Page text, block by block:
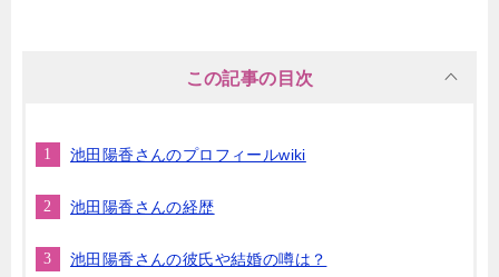
この記事の目次
池田陽香さんのプロフィールwiki
池田陽香さんの経歴
池田陽香さんの彼氏や結婚の噂は？